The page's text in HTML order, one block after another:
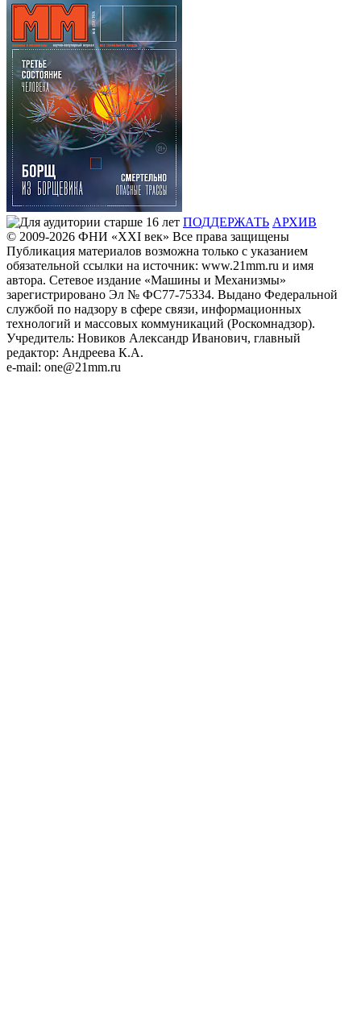
ПОДДЕРЖАТЬ АРХИВ
© 2009-2026 ФHИ «XXI век» Все права защищены
Публикация материалов возможна только с указанием
обязательной ссылки на источник: www.21mm.ru и имя
автора. Сетевое издание «Машины и Механизмы»
зарегистрировано Эл № ФС77-75334. Выдано Федеральной
службой по надзору в сфере связи, информационных
технологий и массовых коммуникаций (Роскомнадзор).
Учредитель: Новиков Александр Иванович, главный
редактор: Андреева К.А.
e-mail: one@21mm.ru